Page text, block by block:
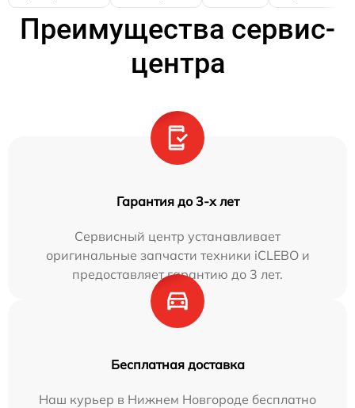
Преимущества сервис-
центра
Гарантия до 3-х лет
Сервисный центр устанавливает
оригинальные запчасти техники iCLEBO и
предоставляет гарантию до 3 лет.
Бесплатная доставка
Наш курьер в Нижнем Новгороде бесплатно